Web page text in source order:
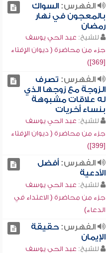
الفهرس:السواك
بالمعجون في نهار
رمضان
للشيخ: عبد الحي يوسف
جزء من محاضرة ( ديوان الإفتاء
[369])
الفهرس: تصرف
الزوجة مع زوجها الذي
له علاقات مشبوهة
بنساء أخريات
للشيخ: عبد الحي يوسف
جزء من محاضرة ( ديوان الإفتاء
[399])
الفهرس:أفضل
الأدعية
للشيخ: عبد الحي يوسف
جزء من محاضرة ( الاعتداء في
الدعاء)
الفهرس:حقيقة
الإيمان
للشيخ: عبد الحي يوسف